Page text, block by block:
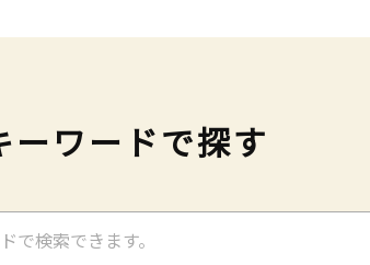
ーワードで探す